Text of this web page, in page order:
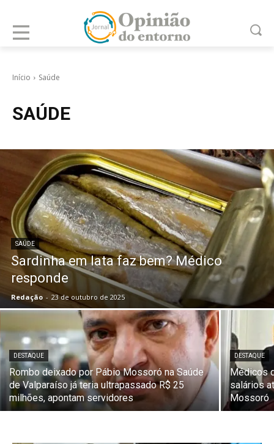
Início Saúde
SAÚDE
SAÚDE
Sardinha em lata faz bem? Médico
responde
Redação - 23 de outubro de 2025
DESTAQUE
Rombo deixado por Pábio Mossoró na Saúde
de Valparaíso já teria ultrapassado R$ 25
milhões, apontam servidores
DESTAQUE
Médicos
salários
Mossoró